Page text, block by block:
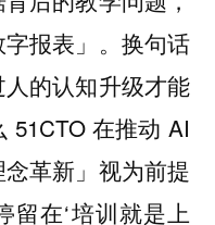
报表」。换句话
的认知升级才能
51CTO 在推动 AI
革新」视为前提
在‘培训就是上